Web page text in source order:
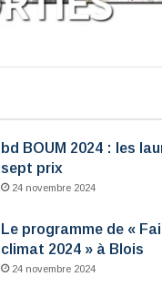
bd BOUM 2024 : les
sept prix
24 novembre 2024
Le programme de «
climat 2024 » à Blois
24 novembre 2024